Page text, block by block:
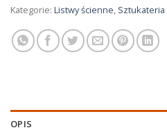
Kategorie: Listwy ścienne,
OPIS